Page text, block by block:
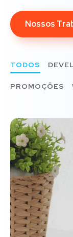
Nossos
TODOS
PROMOÇÕES